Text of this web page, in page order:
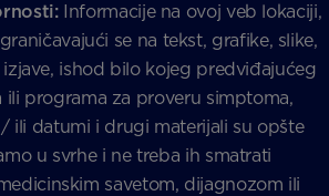
Informacije na ovoj veb lokaciji,
se na tekst, grafike, slike,
ishod bilo kojeg predviđajućeg
ili programa za proveru simptoma,
ili datumi i drugi materijali su opšte
u svrhe i ne treba ih smatrati
savetom, dijagnozom ili